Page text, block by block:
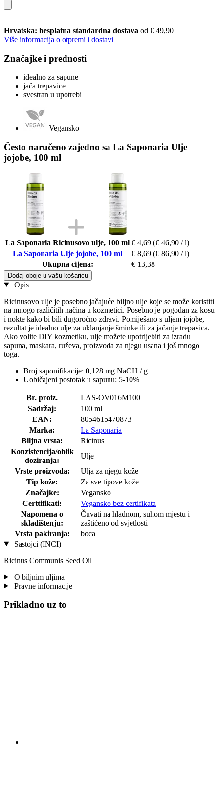
Hrvatska: besplatna standardna dostava od € 49,90
Više informacija o otpremi i dostavi
Značajke i prednosti
idealno za sapune
jača trepavice
svestran u upotrebi
Vegansko
Često naručeno zajedno sa La Saponaria Ulje
jojobe, 100 ml
La Saponaria Ricinusovo ulje, 100 ml € 4,69 (€ 46,90 / l)
La Saponaria Ulje jojobe, 100 ml
€ 8,69 (€ 86,90 / l)
Ukupna cijena:
€ 13,38
Dodaj oboje u vašu košaricu
Opis
Ricinusovo ulje je posebno jačajuće biljno ulje koje se može koristiti
na mnogo različitih načina u kozmetici. Posebno je pogodan za kosu
i nokte kako bi bili dugoročno zdravi. Pomiješano s uljem jojobe,
rezultat je idealno ulje za uklanjanje šminke ili za jačanje trepavica.
Ako volite DIY kozmetiku, ulje možete upotrijebiti za izradu
sapuna, maskara, ruževa, proizvoda za njegu usana i još mnogo
toga.
Broj saponifikacije: 0,128 mg NaOH / g
Uobičajeni postotak u sapunu: 5-10%
Br. proiz.
LAS-OV016M100
Sadržaj:
100 ml
EAN:
8054615470873
Marka:
La Saponaria
Biljna vrsta:
Ricinus
Konzistencija/oblik
doziranja:
Ulje
Vrste proizvoda:
Ulja za njegu kože
Tip kože:
Za sve tipove kože
Značajke:
Vegansko
Certtifikati:
Vegansko bez certifikata
Napomena o
skladištenju:
Čuvati na hladnom, suhom mjestu i
zaštićeno od svjetlosti
Vrsta pakiranja:
boca
Sastojci (INCI)
Ricinus Communis Seed Oil
O biljnim uljima
Pravne informacije
Prikladno uz to